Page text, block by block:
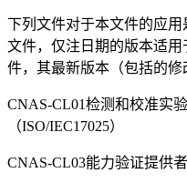
下列文件对于本文件的应
文件，仅注日期的版本适
件，其最新版本（包括的
CNAS-CL01检测和校准实
（ISO/IEC17025）
CNAS-CL03能力验证提供